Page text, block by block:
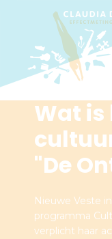
Wat is
"De
Nieuwe Veste
programma
verplicht haar